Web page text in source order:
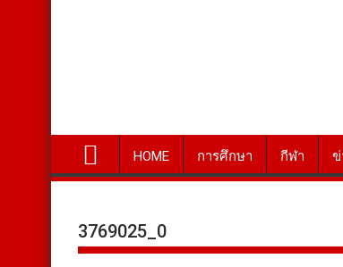
HOME การศึกษา กีฬา ข่
3769025_0